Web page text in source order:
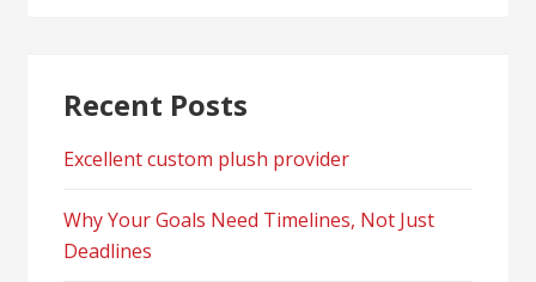
Recent Posts
Excellent custom plush provider
Why Your Goals Need Timelines, Not Just
Deadlines